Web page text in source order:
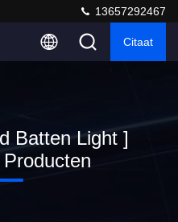
13657292467
Citaat
Batten Light ]